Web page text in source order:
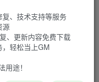
改进了一些游戏机
修改或调整。除了游
客艾弗琳旅程的《刺
。
、技术支持等服务
源
、更新内容免费下载
轻松当上GM
途！